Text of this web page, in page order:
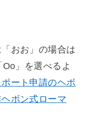
おお」の場合は
Oo」を選べるよ
ート申請のヘボ
ボン式ローマ